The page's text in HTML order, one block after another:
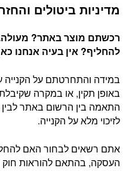
מדיניות ביטולים
רכשתם מוצר באתר?
להחליף? אין בעיה אנחנו
במידה והתחרטתם על הקנייה
באופן תקין, או במקרה
התאמה בין הרשום באתר
לזיכוי מלא על הקנייה.
אתם רשאים לבחור האם